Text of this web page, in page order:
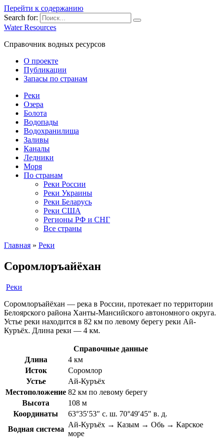
Перейти к содержанию
Search for:
Water Resources
Справочник водных ресурсов
О проекте
Публикации
Запасы по странам
Реки
Озера
Болота
Водопады
Водохранилища
Заливы
Каналы
Ледники
Моря
По странам
Реки России
Реки Украины
Реки Беларусь
Реки США
Регионы РФ и СНГ
Все страны
Главная » Реки
Соромлоръайёхан
Реки
Соромлоръайёхан — река в России, протекает по территории
Белоярского района Ханты-Мансийского автономного округа.
Устье реки находится в 82 км по левому берегу реки Ай-
Куръёх. Длина реки — 4 км.
Справочные данные
Длина
4 км
Исток
Соромлор
Устье
Ай-Куръёх
Местоположение 82 км по левому берегу
Высота
108 м
Координаты
63°35′53″ с. ш. 70°49′45″ в. д.
Водная система
Ай-Куръёх → Казым → Обь → Карское
море